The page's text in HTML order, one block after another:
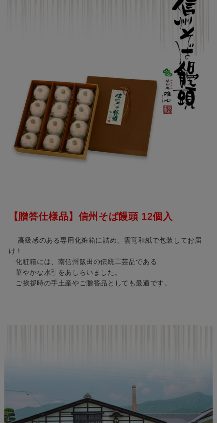
【贈答仕様品】信州そば饅頭 12個入
高級感のある専用化粧箱に詰め、雲竜和紙で包装してお届
け！
化粧箱には、南信州飯田の伝統工芸品である
華やかな水引をあしらいました。
ご挨拶時の手土産やご贈答品としても最適です。